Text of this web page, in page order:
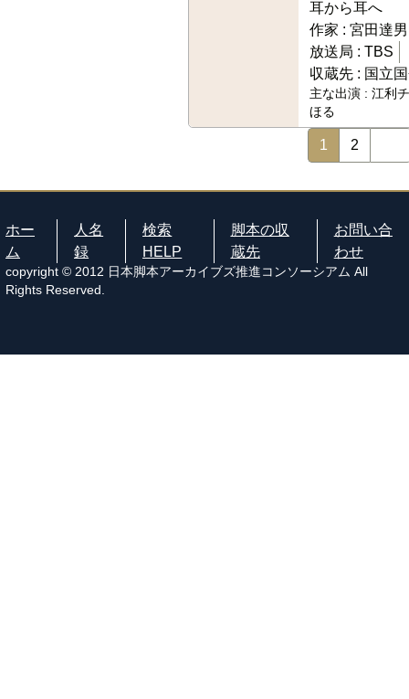
耳から耳へ
作家 : 宮田達男
放送局 : TBS
収蔵先 : 国立
主な出演 : 江利
ほる
1 2
ホー
ム
人名
録
検索
HELP
脚本の収
蔵先
お問い合
わせ
copyright © 2012 日本脚本アーカイブズ推進コンソーシアム All
Rights Reserved.